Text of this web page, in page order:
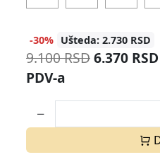
-30% Ušteda: 2.730 RSD
9.100 RSD6.370 RSD
PDV-a